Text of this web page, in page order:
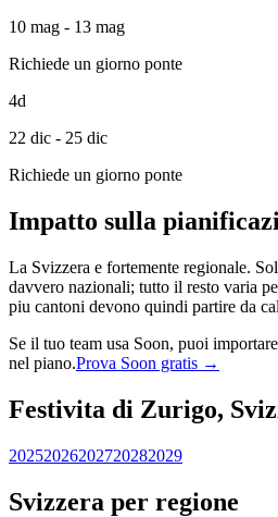
10 mag - 13 mag
Richiede un giorno ponte
4d
22 dic - 25 dic
Richiede un giorno ponte
Impatto sulla
La Svizzera e fortemente regionale.
davvero nazionali; tutto il resto varia
piu cantoni devono quindi partire da
Se il tuo team usa Soon, puoi
nel piano.Prova Soon gratis →
Festivita di Zurigo,
20252026202720282029
Svizzera per regione